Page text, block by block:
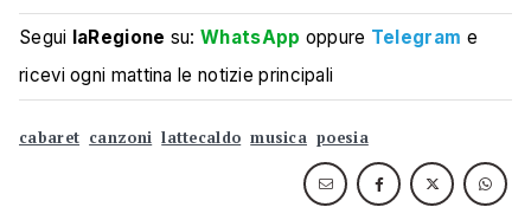
Segui laRegione su:WhatsApp oppure Telegram e
ricevi ogni mattina le notizie principali
cabaret canzoni lattecaldo musica poesia